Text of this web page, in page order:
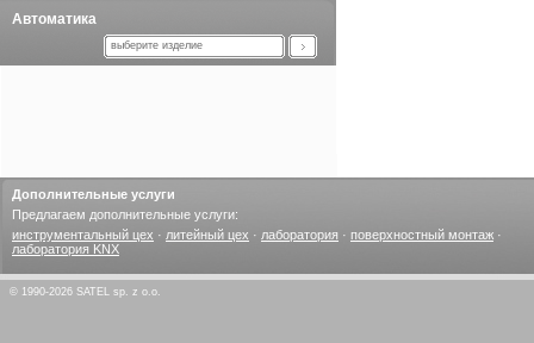
Автоматика
выберите изделие
Дополнительные услуги
Предлагаем дополнительные услуги:
инструментальный цех · литейный цех · лаборатория · поверхностный монтаж ·
лаборатория KNX
© 1990-2026 SATEL sp. z o.o.